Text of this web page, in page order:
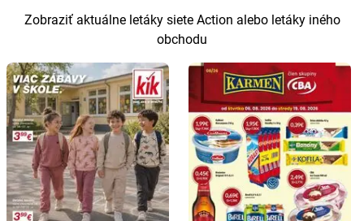
Zobraziť aktuálne letáky siete Action alebo letáky iného
obchodu